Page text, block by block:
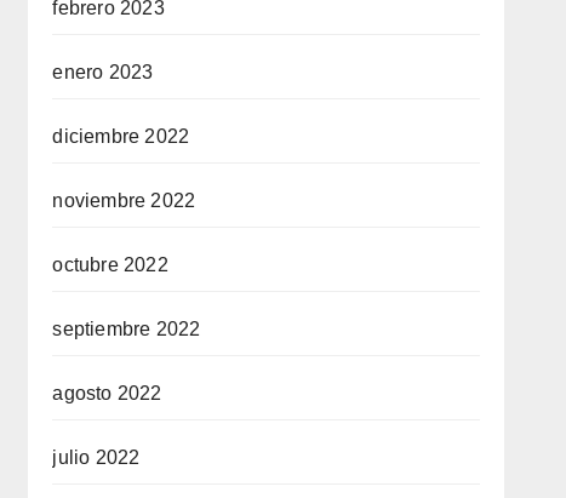
febrero 2023
enero 2023
diciembre 2022
noviembre 2022
octubre 2022
septiembre 2022
agosto 2022
julio 2022